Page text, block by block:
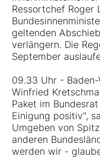
Ressortchef
geltenden
verlängern. Die
September
09.33 Uhr -
Winfried
Paket im
Einigung positiv",
Umgeben von
anderen
werden wir -